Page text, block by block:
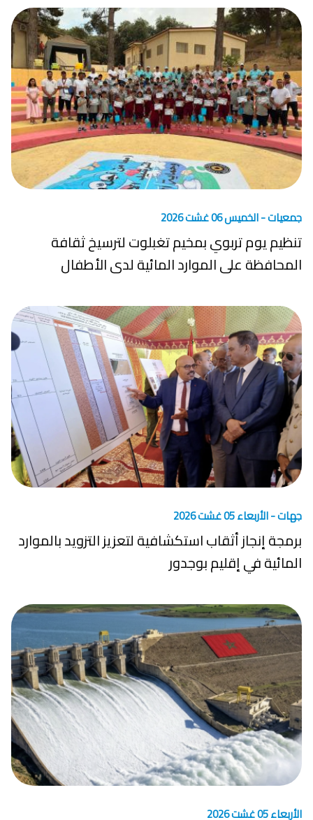
جمعيات -الخميس 06 غشت 2026
تنظيم يوم تربوي بمخيم تغبلوت لترسيخ ثقافة
المحافظة على الموارد المائية لدى الأطفال
جهات -الأربعاء 05 غشت 2026
برمجة إنجاز أثقاب استكشافية لتعزيز التزويد بالموارد
المائية في إقليم بوجدور
الأربعاء 05 غشت 2026